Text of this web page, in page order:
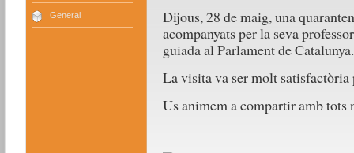
General
Dijous, 28 de maig, una
acompanyats per la seva
guiada al Parlament de Catalunya.
La visita va ser molt satisfactòria
Us animem a compartir amb tots